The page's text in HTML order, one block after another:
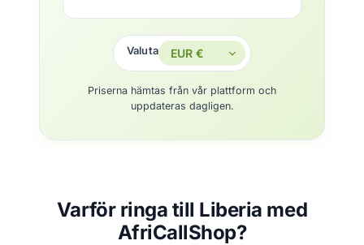
Valuta
Priserna hämtas från vår plattform och
uppdateras dagligen.
Varför ringa till Liberia med
AfriCallShop?